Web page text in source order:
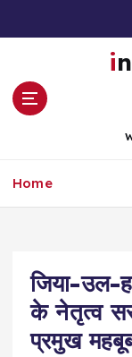
indiaprime24.c
Home
जिया-उल-
के नेतृत्व
प्रमुख